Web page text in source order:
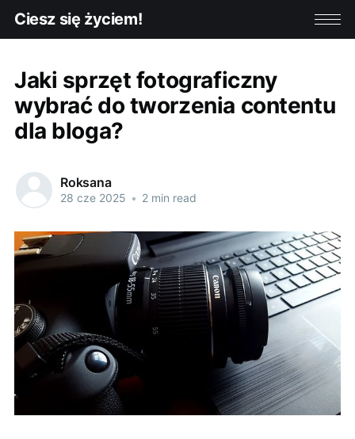
Ciesz się życiem!
Jaki sprzęt fotograficzny
wybrać do tworzenia contentu
dla bloga?
Roksana
28 cze 2025 • 2 min read